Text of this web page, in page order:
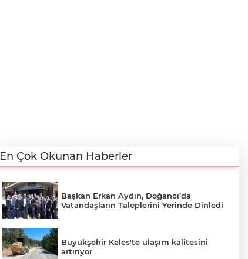
En Çok Okunan Haberler
Başkan Erkan Aydın, Doğancı’da
Vatandaşların Taleplerini Yerinde Dinledi
Büyükşehir Keles'te ulaşım kalitesini
artırıyor